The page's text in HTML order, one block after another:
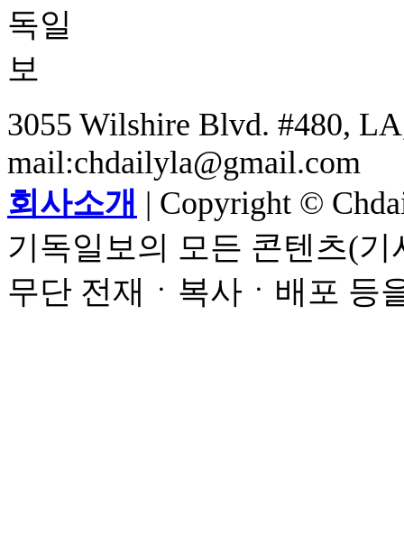
3055 Wilshire Blvd. #480,
mail:chdailyla@gmail.com
회사소개 | Copyright ©
기독일보의 모든 콘텐츠(
무단 전재ㆍ복사ㆍ배포 등